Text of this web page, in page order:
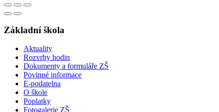
Základní škola
Aktuality
Rozvrhy hodin
Dokumenty a formuláře ZŠ
Povinné informace
E-podatelna
O škole
Poplatky
Fotogalerie ZŠ